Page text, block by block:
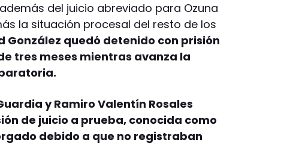
del juicio abreviado para Ozuna
la situación procesal del resto de los
González quedó detenido con prisión
tres meses mientras avanza la
y Ramiro Valentín Rosales
de juicio a prueba, conocida como
debido a que no registraban